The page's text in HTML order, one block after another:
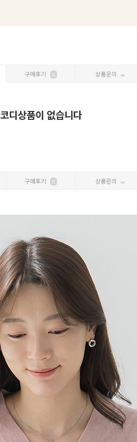
구매후기 0 상품문의
코디상품이 없습니다
구매후기 0 상품문의